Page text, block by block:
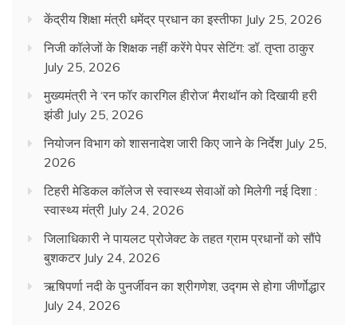
केंद्रीय शिक्षा मंत्री धमेंद्र प्रधान का इस्तीफा July 25, 2026
निजी कॉलेजों के शिक्षक नहीं करेंगे पेपर सेटिंग: डॉ. तृप्ता ठाकुर
July 25, 2026
मुख्यमंत्री ने ‘रन फॉर कारगिल हीरोज’ मैराथॉन को दिखायी हरी
झंडी July 25, 2026
नियोजन विभाग को शासनादेश जारी किए जाने के निर्देश July 25,
2026
टिहरी मेडिकल कॉलेज से स्वास्थ्य सेवाओं को मिलेगी नई दिशा :
स्वास्थ्य मंत्री July 24, 2026
जिलाधिकारी ने पायलट प्रोजेक्ट के तहत ग्राम प्रधानों को सौंपे
बुशकटर July 24, 2026
ऋषिपर्णा नदी के पुनर्जीवन का श्रीगणेश, उद्गम से होगा जीर्णोद्धार
July 24, 2026